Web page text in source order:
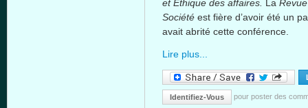
et Ethique des affaires. La
Société est fière d’avoir été un
avait abrité cette conférence.
Lire plus...
Identifiez-Vous pour poster des